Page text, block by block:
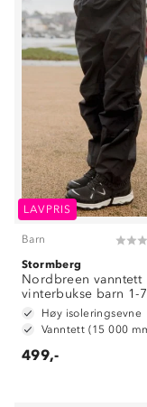
LAVPRIS
Barn
Stormberg
Nordbreen vanntett
vinterbukse barn 1-7
Høy isoleringsevne
499,-